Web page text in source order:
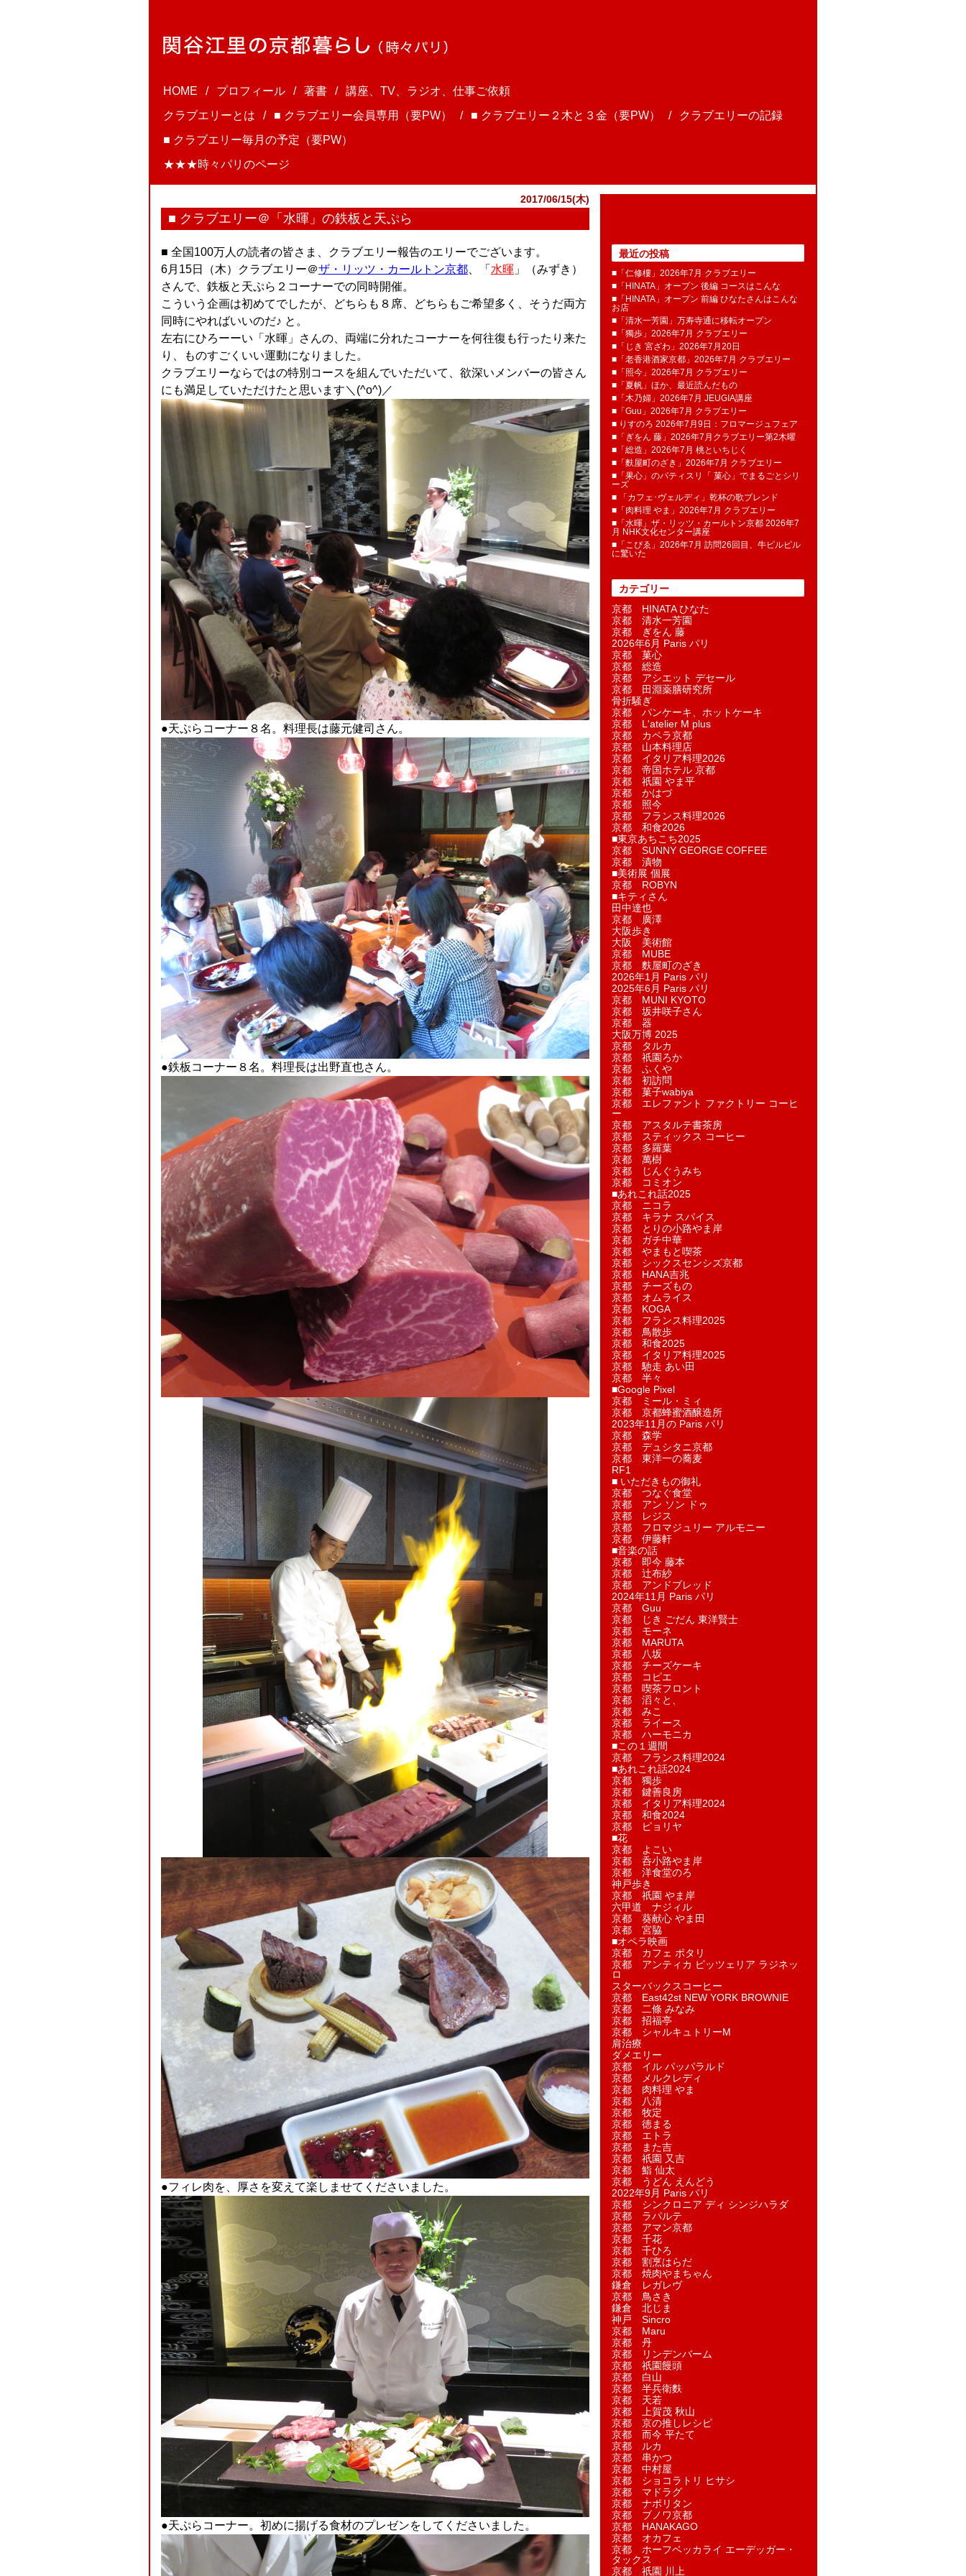
HOME プロフィール 著書
講座、TV、ラジオ、仕事ご依頼
クラブエリーとは
■ クラブエリー会員専用（要PW） ■ クラブエリー２木と３金（要PW）
クラブエリーの記録
■ クラブエリー毎月の予定（要PW）
★★★時々パリのページ
2017/06/15(木)
■ クラブエリー＠「水暉」の鉄板と天ぷら
■ 全国100万人の読者の皆さま、クラブエリー報告のエリーでございます。
6月15日（木）クラブエリー＠ザ・リッツ・カールトン京都、「 水暉 」（みずき）
さんで、鉄板と天ぷら２コーナーでの同時開催。
こういう企画は初めてでしたが、どちらも８席、どちらもご希望多く、そうだ両方
同時にやればいいのだ♪ と。
左右にひろーーい「水暉」さんの、両端に分れたコーナーを何往復も行ったり来た
り、ものすごくいい運動になりました。
クラブエリーならではの特別コースを組んでいただいて、欲深いメンバーの皆さん
にも満足していただけたと思います＼(^o^)／
●天ぷらコーナー８名。料理長は藤元健司さん。
●鉄板コーナー８名。料理長は出野直也さん。
●フィレ肉を、厚さを変えて楽しませてくださいました。
●天ぷらコーナー。初めに揚げる食材のプレゼンをしてくださいました。
最近の投稿
■「仁修樓」2026年7月 クラブエリー
■「HINATA」オープン 後編 コースはこんな
■「HINATA」オープン 前編 ひなたさんはこんな
お店
■「清水一芳園」万寿寺通に移転オープン
■「獨歩」2026年7月 クラブエリー
■「じき 宮ざわ」2026年7月20日
■「老香港酒家京都」2026年7月 クラブエリー
■「照今」2026年7月 クラブエリー
■「夏帆」ほか、最近読んだもの
■「木乃婦」2026年7月 JEUGIA講座
■「Guu」2026年7月 クラブエリー
■ りすのろ 2026年7月9日：フロマージュフェア
■「ぎをん 藤」2026年7月クラブエリー第2木曜
■「総造」2026年7月 桃といちじく
■「麩屋町のざき」2026年7月 クラブエリー
■「果心」のパティスリ「 菓​心」でまるごとシリ
ーズ
■ 「カフェ･ヴェルディ」乾杯の歌ブレンド
■「肉料理 やま」2026年7月 クラブエリー
■「水暉」ザ・リッツ・カールトン京都 2026年7
月 NHK文化センター講座
■「こぴゑ」2026年7月 訪問26回目、牛ピルピル
に驚いた
カテゴリー
京都 HINATA ひなた
京都 清水一芳園
京都 ぎをん 藤
2026年6月 Paris パリ
京都 菓​心
京都 総造
京都 アシエット デセール
京都 田淵薬膳研究所
骨折騒ぎ
京都 パンケーキ、ホットケーキ
京都 L'atelier M plus
京都 カペラ京都
京都 山本料理店
京都 イタリア料理2026
京都 帝国ホテル 京都
京都 祇園 やま平
京都 かはづ
京都 照今
京都 フランス料理2026
京都 和食2026
■東京あちこち2025
京都 SUNNY GEORGE COFFEE
京都 漬物
■美術展 個展
京都 ROBYN
■キティさん
田中達也
京都 廣澤
大阪歩き
大阪 美術館
京都 MUBE
京都 麩屋町のざき
2026年1月 Paris パリ
2025年6月 Paris パリ
京都 MUNI KYOTO
京都 坂井咲子さん
京都 器
大阪万博 2025
京都 タルカ
京都 祇園ろか
京都 ふくや
京都 初訪問
京都 菓子wabiya
京都 エレファント ファクトリー コーヒ
ー
京都 アスタルテ書茶房
京都 スティックス コーヒー
京都 多羅葉
京都 萬樹
京都 じんぐうみち
京都 コミオン
■あれこれ話2025
京都 ニコラ
京都 キラナ スパイス
京都 とりの小路やま岸
京都 ガチ中華
京都 やまもと喫茶
京都 シックスセンシズ京都
京都 HANA吉兆
京都 チーズもの
京都 オムライス
京都 KOGA
京都 フランス料理2025
京都 鳥散歩
京都 和食2025
京都 イタリア料理2025
京都 馳走 あい田
京都 半々
■Google Pixel
京都 ミール・ミィ
京都 京都蜂蜜酒醸造所
2023年11月の Paris パリ
京都 森学
京都 デュシタニ京都
京都 東洋一の蕎麦
RF1
■ いただきもの御礼
京都 つなぐ食堂
京都 アン ソン ドゥ
京都 レジス
京都 フロマジュリー アルモニー
京都 伊藤軒
■音楽の話
京都 即今 藤本
京都 辻布紗
京都 アンドブレッド
2024年11月 Paris パリ
京都 Guu
京都 じき ごだん 東洋賢士
京都 モーネ
京都 MARUTA
京都 八坂
京都 チーズケーキ
京都 コピエ
京都 喫茶フロント
京都 滔々と、
京都 みこ
京都 ライース
京都 ハーモニカ
■この１週間
京都 フランス料理2024
■あれこれ話2024
京都 獨歩
京都 鍵善良房
京都 イタリア料理2024
京都 和食2024
京都 ピョリヤ
■花
京都 よこい
京都 呑小路やま岸
京都 洋食堂のろ
神戸歩き
京都 祇園 やま岸
六甲道 ナジィル
京都 葵献心 やま田
京都 宮脇
■オペラ映画
京都 カフェ ポタリ
京都 アンティカ ピッツェリア ラジネッ
ロ
スターバックスコーヒー
京都 East42st NEW YORK BROWNIE
京都 二條 みなみ
京都 招福亭
京都 シャルキュトリーM
肩治療
ダメエリー
京都 イル パッパラルド
京都 メルクレディ
京都 肉料理 やま
京都 八清
京都 牧定
京都 徳まる
京都 エトラ
京都 また吉
京都 祇園 又吉
京都 鮨 仙太
京都 うどん えんどう
2022年9月 Paris パリ
京都 シンクロニア ディ シンジハラダ
京都 ラパルテ
京都 アマン京都
京都 千花
京都 千ひろ
京都 割烹はらだ
京都 焼肉やまちゃん
鎌倉 レガレヴ
京都 鳥さき
鎌倉 北じま
神戸 Sincro
京都 Maru
京都 丹
京都 リンデンバーム
京都 祇園饅頭
京都 白山
京都 半兵衛麩
京都 天若
京都 上賀茂 秋山
京都 京の推しレシピ
京都 而今 平たて
京都 ルカ
京都 串かつ
京都 中村屋
京都 ショコラトリ ヒサシ
京都 マドラグ
京都 ナポリタン
京都 ブノワ京都
京都 HANAKAGO
京都 オカフェ
京都 ホーフベッカライ エーデッガー・
タックス
京都 祇園 川上